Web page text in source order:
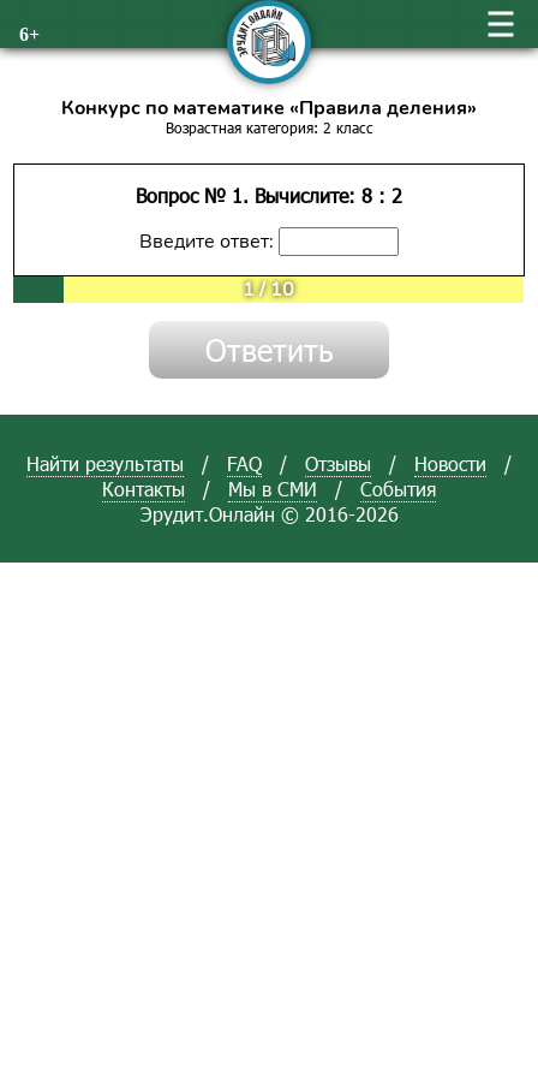
6+
Конкурс по математике «Правила деления»
Возрастная категория: 2 класс
Вопрос № 1. Вычислите: 8 : 2
Введите ответ:
1/10
Найти результаты / FAQ / Отзывы / Новости
/
Контакты
/ Мы в СМИ /
События
Эрудит.Онлайн © 2016-2026